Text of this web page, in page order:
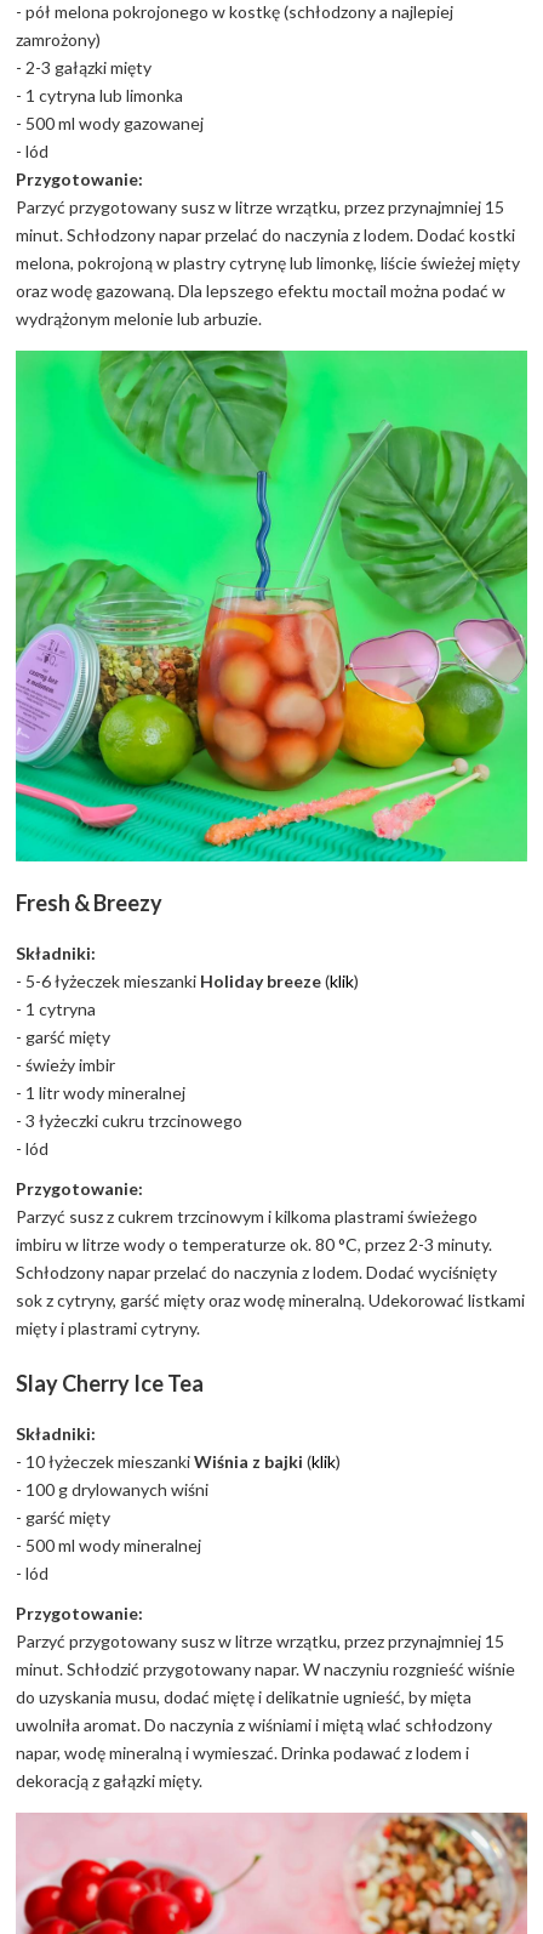
- pół melona pokrojonego w kostkę (schłodzony a najlepiej
zamrożony)
- 2-3 gałązki mięty
- 1 cytryna lub limonka
- 500 ml wody gazowanej
- lód
Przygotowanie:
Parzyć przygotowany susz w litrze wrzątku, przez przynajmniej 15
minut. Schłodzony napar przelać do naczynia z lodem. Dodać kostki
melona, pokrojoną w plastry cytrynę lub limonkę, liście świeżej mięty
oraz wodę gazowaną. Dla lepszego efektu moctail można podać w
wydrążonym melonie lub arbuzie.
Fresh & Breezy
Składniki:
- 5-6 łyżeczek mieszanki Holiday breeze(klik)
- 1 cytryna
- garść mięty
- świeży imbir
- 1 litr wody mineralnej
- 3 łyżeczki cukru trzcinowego
- lód
Przygotowanie:
Parzyć susz z cukrem trzcinowym i kilkoma plastrami świeżego
imbiru w litrze wody o temperaturze ok. 80 °C, przez 2-3 minuty.
Schłodzony napar przelać do naczynia z lodem. Dodać wyciśnięty
sok z cytryny, garść mięty oraz wodę mineralną. Udekorować listkami
mięty i plastrami cytryny.
Slay Cherry Ice Tea
Składniki:
- 10 łyżeczek mieszankiWiśnia z bajki (klik)
- 100 g drylowanych wiśni
- garść mięty
- 500 ml wody mineralnej
- lód
Przygotowanie:
Parzyć przygotowany susz w litrze wrzątku, przez przynajmniej 15
minut. Schłodzić przygotowany napar. W naczyniu rozgnieść wiśnie
do uzyskania musu, dodać miętę i delikatnie ugnieść, by mięta
uwolniła aromat. Do naczynia z wiśniami i miętą wlać schłodzony
napar, wodę mineralną i wymieszać. Drinka podawać z lodem i
dekoracją z gałązki mięty.